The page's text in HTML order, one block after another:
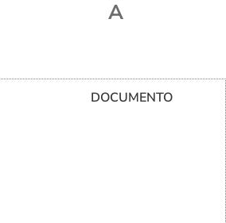
A
DOCUMENTO